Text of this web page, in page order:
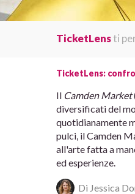
TicketLensti
TicketLens:
Il Camden Market
diversificati del
quotidianamente
pulci, il Camden
all'arte fatta a
ed esperienze.
Di Jessica